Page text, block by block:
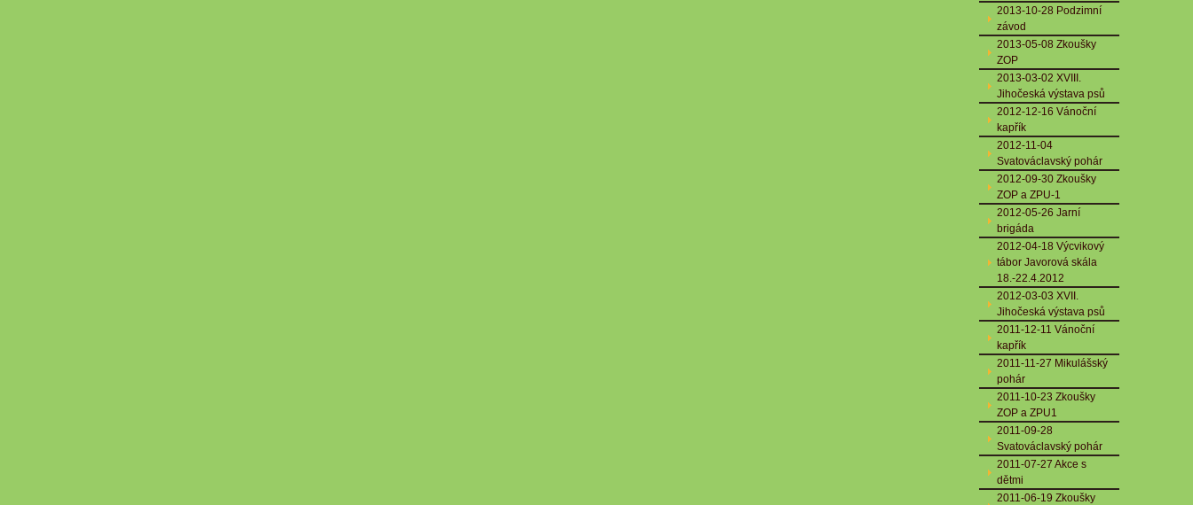
2013-10-28 Podzimní
závod
2013-05-08 Zkoušky
ZOP
2013-03-02 XVIII.
Jihočeská výstava psů
2012-12-16 Vánoční
kapřík
2012-11-04
Svatováclavský pohár
2012-09-30 Zkoušky
ZOP a ZPU-1
2012-05-26 Jarní
brigáda
2012-04-18 Výcvikový
tábor Javorová skála
18.-22.4.2012
2012-03-03 XVII.
Jihočeská výstava psů
2011-12-11 Vánoční
kapřík
2011-11-27 Mikulášský
pohár
2011-10-23 Zkoušky
ZOP a ZPU1
2011-09-28
Svatováclavský pohár
2011-07-27 Akce s
dětmi
2011-06-19 Zkoušky